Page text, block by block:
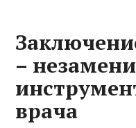
–
врача